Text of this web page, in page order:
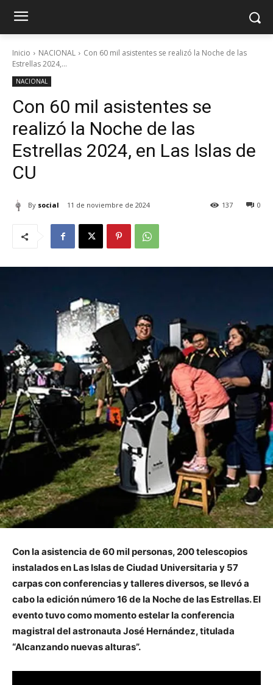
Inicio NACIONAL
Con 60 mil asistentes se realizó la Noche de las
Estrellas 2024,...
NACIONAL
Con 60 mil asistentes se
realizó la Noche de las
Estrellas 2024, en Las Islas de
CU
By social 11 de noviembre de 2024 0
137
Con la asistencia de 60 mil personas, 200 telescopios
instalados en Las Islas de Ciudad Universitaria y 57
carpas con conferencias y talleres diversos, se llevó a
cabo la edición número 16 de la Noche de las Estrellas. El
evento tuvo como momento estelar la conferencia
magistral del astronauta José Hernández, titulada
“Alcanzando nuevas alturas”.